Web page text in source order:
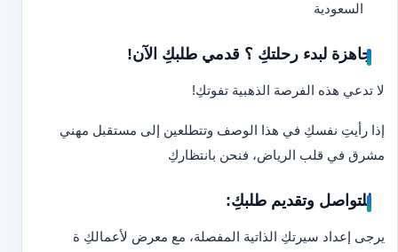
السعودية
جاهزة لبدء رحلتكِ ؟ قدمي طلبكِ الآن!
لا تدعي هذه الفرصة الذهبية تفوتكِ!
إذا رأيتِ نفسكِ في هذا الوصف وتتطلعين إلى مستقبل مهني
مشرق في قلب الرياض، فنحن بانتظاركِ
للتواصل وتقديم طلبكِ:
يرجى إعداد سيرتكِ الذاتية المفصلة، مع معرض لأعمالكِ ة